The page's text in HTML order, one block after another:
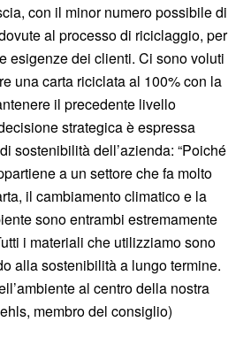
con il minor numero possibile di
al processo di riciclaggio, per
esigenze dei clienti. Ci sono voluti
una carta riciclata al 100% con la
il precedente livello
strategica è espressa
sostenibilità dell’azienda: “Poiché
a un settore che fa molto
il cambiamento climatico e la
sono entrambi estremamente
i materiali che utilizziamo sono
alla sostenibilità a lungo termine.
al centro della nostra
membro del consiglio)